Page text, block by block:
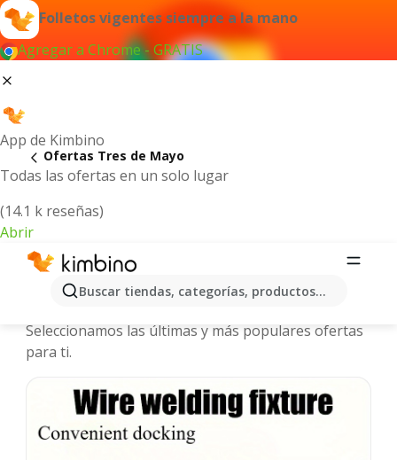
Folletos vigentes siempre a la mano
Agregar a Chrome - GRATIS
App de Kimbino
Todas las ofertas en un solo lugar
(14.1 k reseñas)
Abrir
Buscar tiendas, categorías, productos...
Ofertas Tres de Mayo
Tres de Mayo - Folletos y ofertas
Seleccionamos las últimas y más populares ofertas
para ti.